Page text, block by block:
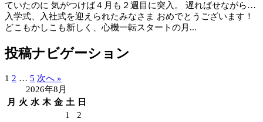
ていたのに 気がつけば４月も２週目に突入。 遅ればせながら…
入学式、入社式を迎えられたみなさま おめでとうございます！
どこもかしこも新しく、心機一転スタートの月...
投稿ナビゲーション
1 2 … 5 次へ »
2026年8月
月
火 水 木 金 土 日
1
2